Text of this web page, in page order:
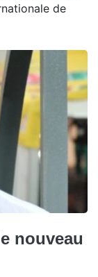
de
nouveau